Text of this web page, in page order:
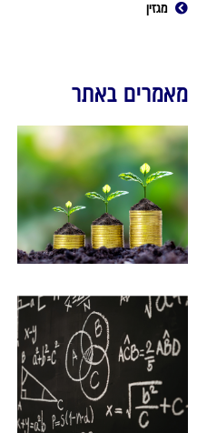
מגזין
מאמרים באתר